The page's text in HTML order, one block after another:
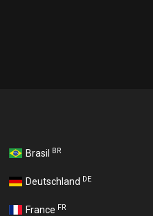
Brasil BR
Deutschland DE
France FR